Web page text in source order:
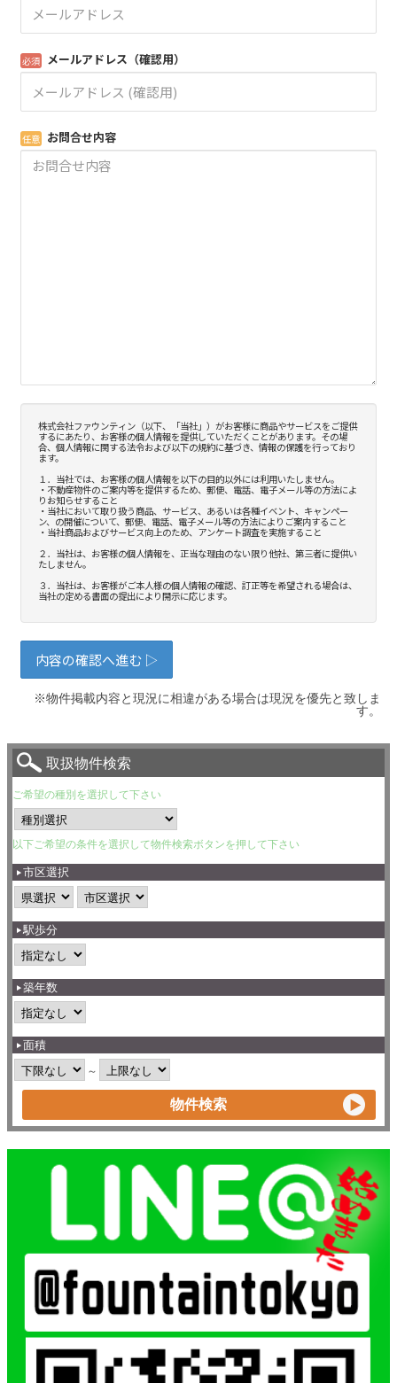
※物件掲載内容と現況に相違がある場合は現況を優先と致しま
す。
取扱物件検索
ご希望の種別を選択して下さい
以下ご希望の条件を選択して物件検索ボタンを押して下さい
市区選択
駅歩分
築年数
面積
～